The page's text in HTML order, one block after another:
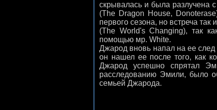
скрывалась и была разлучена
(The Dragon House,
первого сезона, но встреча
(The World's Changing), так
помощью мр. White.
Джарод вновь напал на ее
он нашел ее после того, как
Джарод успешно спрятал
расследованию Эмили, было
семьей Джарода.